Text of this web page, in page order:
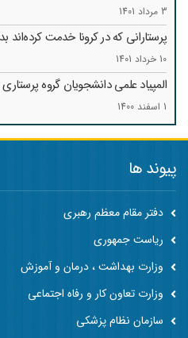
3 مرداد 1401
پرستارانی که در کرونا خدمت
10 خرداد 1401
المپیاد علمی دانشجویان گروه
1 اسفند 1400
پیوند ها
دفتر مقام معظم رهبری
ریاست جمهوری
وزارت بهداشت ، درمان و آموزش
وزارت تعاون کار و رفاه اجتماعی
سازمان نظام پزشکی